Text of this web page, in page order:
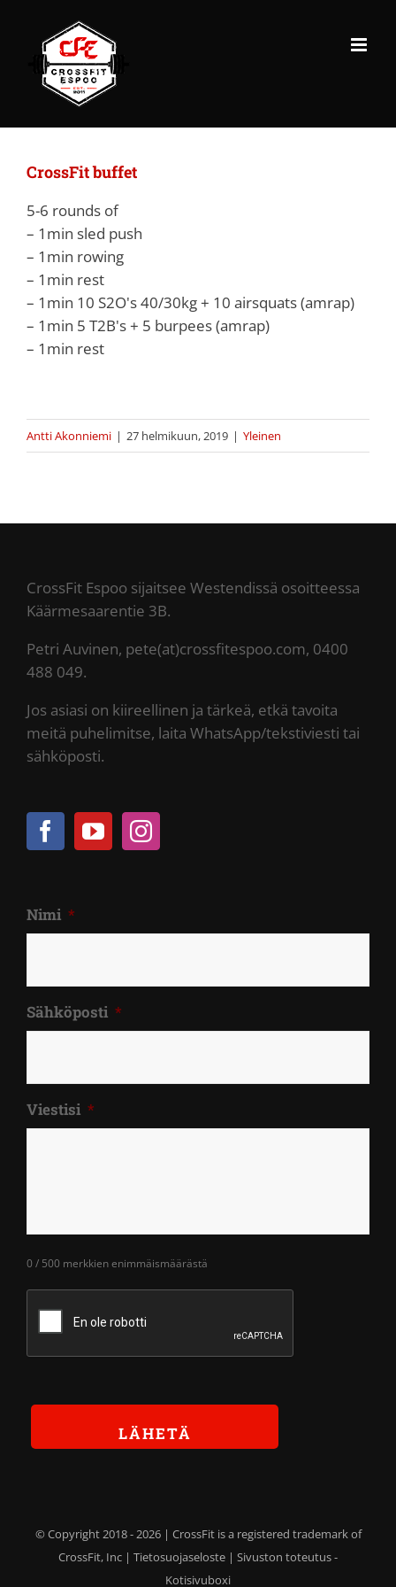
content
CrossFit buffet
5-6 rounds of
– 1min sled push
– 1min rowing
– 1min rest
– 1min 10 S2O's 40/30kg + 10 airsquats (amrap)
– 1min 5 T2B's + 5 burpees (amrap)
– 1min rest
Antti Akonniemi | 27 helmikuun, 2019 | Yleinen
CrossFit Espoo sijaitsee Westendissä osoitteessa
Käärmesaarentie 3B.
Petri Auvinen, pete(at)crossfitespoo.com, 0400
488 049.
Jos asiasi on kiireellinen ja tärkeä, etkä tavoita
meitä puhelimitse, laita WhatsApp/tekstiviesti tai
sähköposti.
Nimi *
Sähköposti *
Viestisi *
0 / 500 merkkien enimmäismäärästä
© Copyright 2018 -2026 | CrossFit is a registered trademark of
CrossFit, Inc | Tietosuojaseloste | Sivuston toteutus -
Kotisivuboxi